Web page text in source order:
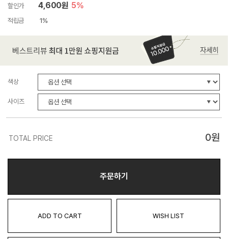
할인가
4,600원 5%
적립금 1%
색상
사이즈
TOTAL PRICE 0원
주문하기
ADD TO CART WISH LIST